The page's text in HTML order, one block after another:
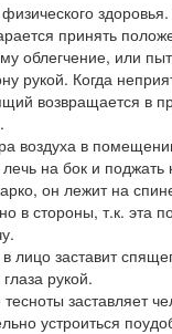
принять
облегчение, или
рукой. Когда
возвращается в
воздуха в
лечь на бок и поджать
он лежит на
в стороны, т.к. эта
лицо заставит
рукой.
заставляет
устроиться